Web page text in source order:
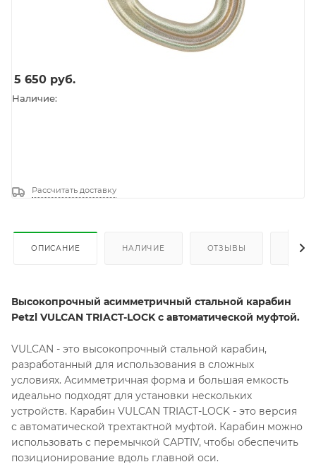
5 650 руб.
Наличие:
Рассчитать доставку
ОПИСАНИЕ НАЛИЧИЕ ОТЗЫВЫ КАК
Высокопрочный асимметричный стальной карабин
Petzl VULCAN TRIACT-LOCK с автоматической муфтой.
VULCAN - это высокопрочный стальной карабин,
разработанный для использования в сложных
условиях. Асимметричная форма и большая емкость
идеально подходят для установки нескольких
устройств. Карабин VULCAN TRIACT-LOCK - это версия
с автоматической трехтактной муфтой. Карабин можно
использовать с перемычкой CAPTIV, чтобы обеспечить
позиционирование вдоль главной оси.